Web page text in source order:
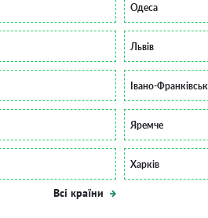
Всі країни
Одеса
Львів
Івано-Франківськ
Яремче
Харків